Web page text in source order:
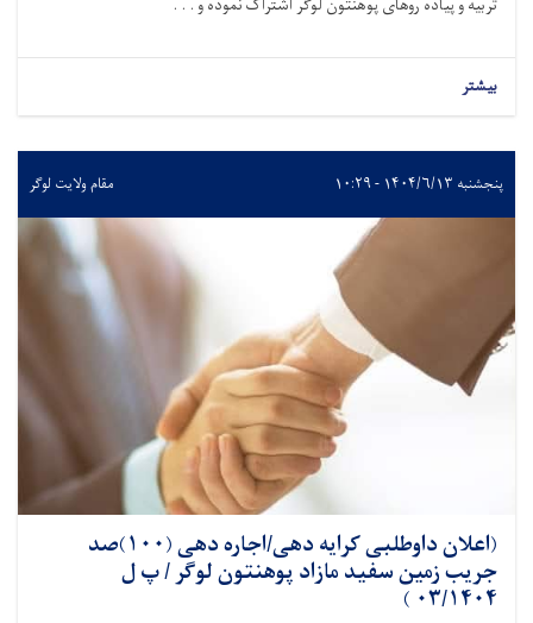
بیشتر
پنجشنبه ۱۴۰۴/۶/۱۳ - ۱۰:۲۹ مقام ولایت لوګر
(اعلان داوطلبی کرایه دهی/اجاره دهی (۱۰۰)صد
جریب زمین سفید مازاد پوهنتون لوگر / پ ل
۰۳/۱۴۰۴ )